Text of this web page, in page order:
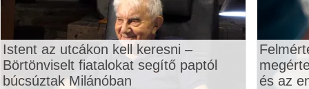
Istent az utcákon kell keresni –
Börtönviselt fiatalokat segítő paptól
búcsúztak Milánóban
és az